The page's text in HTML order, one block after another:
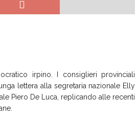
irpino. I consiglieri provinciali
lettera alla segretaria nazionale Elly
Piero De Luca, replicando alle recenti